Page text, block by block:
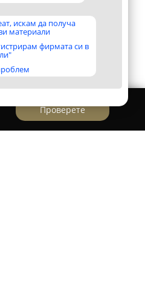
искам да получа
материали
фирмата си в
Проверете